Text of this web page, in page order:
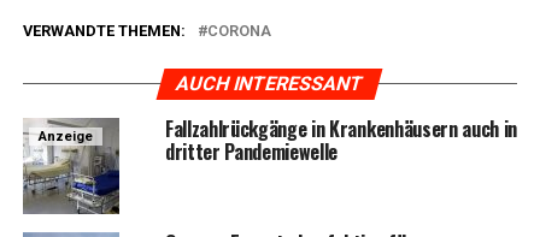
VERWANDTE THEMEN: CORONA
AUCH INTERESSANT
Anzeige Fall­zahl­rück­gän­ge in Kran­ken­häu­sern auch in
drit­ter Pandemiewelle